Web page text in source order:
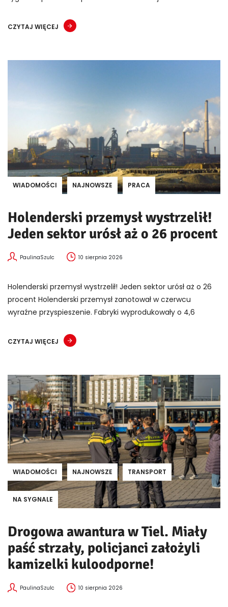
CZYTAJ WIĘCEJ
WIADOMOŚCI NAJNOWSZE PRACA
Holenderski przemysł wystrzelił!
Jeden sektor urósł aż o 26 procent
PaulinaSzulc 10 sierpnia 2026
Holenderski przemysł wystrzelił! Jeden sektor urósł aż o 26
procent Holenderski przemysł zanotował w czerwcu
wyraźne przyspieszenie. Fabryki wyprodukowały o 4,6
CZYTAJ WIĘCEJ
WIADOMOŚCI NAJNOWSZE TRANSPORT
NA SYGNALE
Drogowa awantura w Tiel. Miały
paść strzały, policjanci założyli
kamizelki kuloodporne!
PaulinaSzulc 10 sierpnia 2026